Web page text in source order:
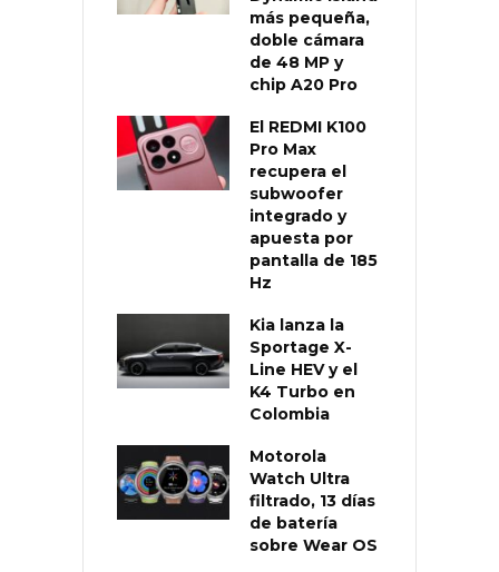
más pequeña,
doble cámara
de 48 MP y
chip A20 Pro
El REDMI K100
Pro Max
recupera el
subwoofer
integrado y
apuesta por
pantalla de 185
Hz
Kia lanza la
Sportage X-
Line HEV y el
K4 Turbo en
Colombia
Motorola
Watch Ultra
filtrado, 13 días
de batería
sobre Wear OS